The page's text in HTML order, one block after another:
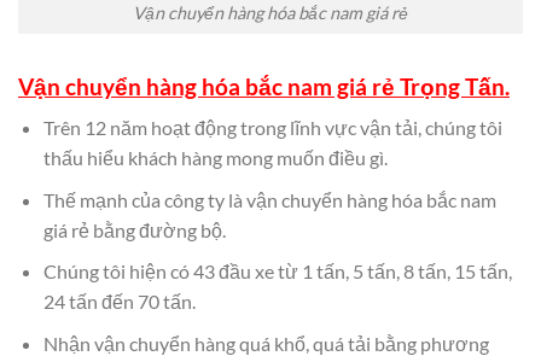
Vận chuyển hàng hóa bắc nam giá rẻ
Vận chuyển hàng hóa bắc nam giá rẻ Trọng Tấn.
Trên 12 năm hoạt động trong lĩnh vực vận tải, chúng tôi
thấu hiểu khách hàng mong muốn điều gì.
Thế mạnh của công ty là vận chuyển hàng hóa bắc nam
giá rẻ bằng đường bộ.
Chúng tôi hiện có 43 đầu xe từ 1 tấn, 5 tấn, 8 tấn, 15 tấn,
24 tấn đến 70 tấn.
Nhận vận chuyển hàng quá khổ, quá tải bằng phương